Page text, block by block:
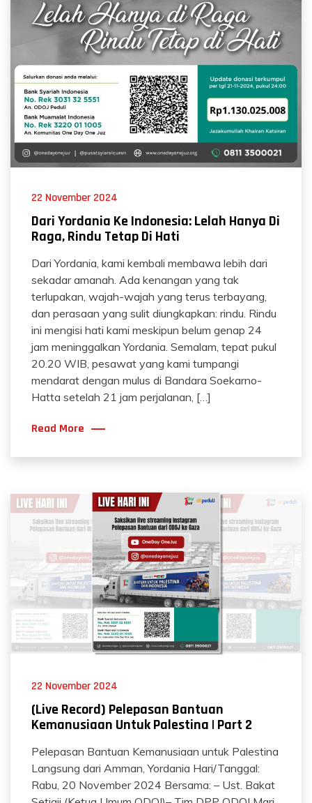
22 November 2024
Dari Yordania Ke Indonesia: Lelah Hanya Di
Raga, Rindu Tetap Di Hati
Dari Yordania, kami kembali membawa lebih dari
sekadar amanah. Ada kenangan yang tak
terlupakan, wajah-wajah yang terus terbayang,
dan perasaan yang sulit diungkapkan: rindu. Rindu
ini mengisi hati kami meskipun belum genap 24
jam meninggalkan Yordania. Semalam, tepat pukul
20.20 WIB, pesawat yang kami tumpangi
mendarat dengan mulus di Bandara Soekarno-
Hatta setelah 21 jam perjalanan, […]
Read More
22 November 2024
(Live Record) Pelepasan Bantuan
Kemanusiaan Untuk Palestina | Part 2
Pelepasan Bantuan Kemanusiaan untuk Palestina
Langsung dari Amman, Yordania Hari/Tanggal:
Rabu, 20 November 2024 Bersama: – Ust. Bakat